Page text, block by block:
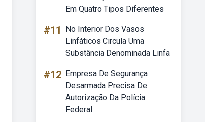
Em Quatro Tipos Diferentes
#11
No Interior Dos Vasos
Linfáticos Circula Uma
Substância Denominada Linfa
#12 Empresa De Segurança
Desarmada Precisa De
Autorização Da Polícia
Federal